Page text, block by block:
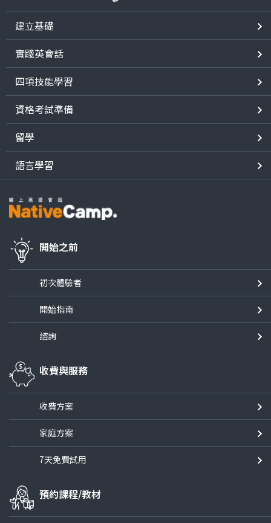
建立基礎
實踐英會話
四項技能學習
資格考試準備
留學
語言學習
開始之前
初次體驗者
開始指南
諮詢
收費與服務
收費方案
家庭方案
7天免費試用
預約課程/教材